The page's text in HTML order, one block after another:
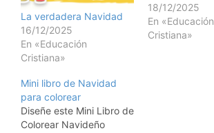
La verdadera Navidad
16/12/2025
En «Educación
Cristiana»
18/12/2025
En «Educación
Cristiana»
Mini libro de Navidad
para colorear
Diseñe este Mini Libro de
Colorear Navideño